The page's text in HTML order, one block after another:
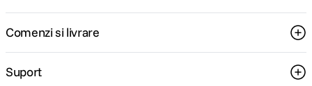
Comenzi si livrare
Suport